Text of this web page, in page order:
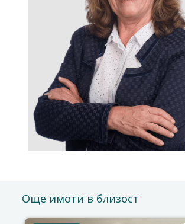
Още имоти в близост